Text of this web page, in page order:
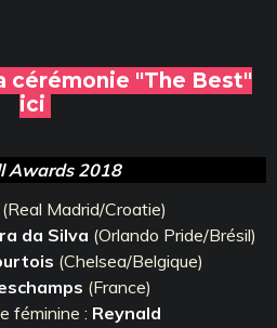
cérémonie "The Best"
ici
Awards 2018
(Real Madrid/Croatie)
da Silva (Orlando Pride/Brésil)
(Chelsea/Belgique)
(France)
féminine : Reynald